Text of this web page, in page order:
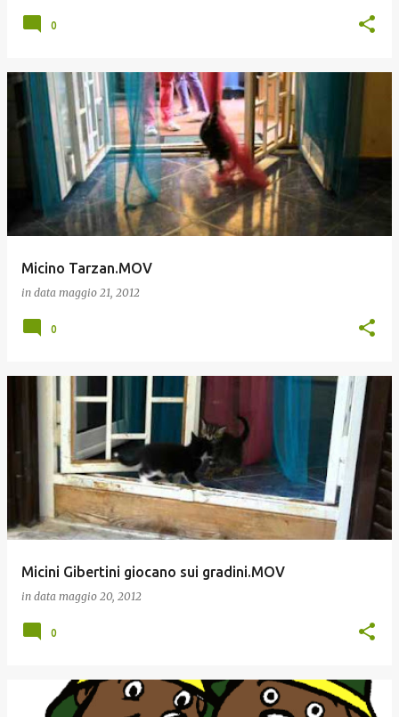
0
Micino Tarzan.MOV
in data maggio 21, 2012
0
Micini Gibertini giocano sui gradini.MOV
in data maggio 20, 2012
0